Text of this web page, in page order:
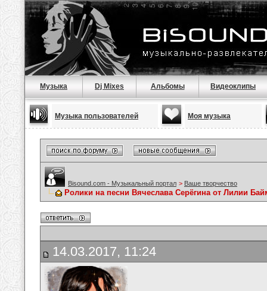
Музыка Dj Mixes Альбомы Видеоклипы
Музыка пользователей Моя музыка
Bisound.com - Музыкальный портал > Ваше творчество
Ролики на песни Вячеслава Серёгина от Лилии
14.03.2017, 11:24